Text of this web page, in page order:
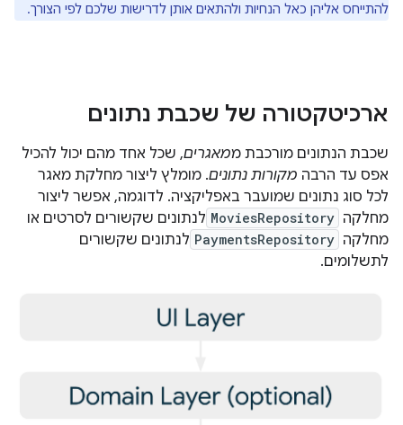
להתייחס אליהן כאל הנחיות ולהתאים אותן לדרישות שלכם לפי הצורך.
ארכיטקטורה של שכבת נתונים
שכבת הנתונים מורכבת ממאגרים, שכל אחד מהם יכול להכיל
אפס עד הרבה מקורות נתונים. מומלץ ליצור מחלקת מאגר
לכל סוג נתונים שמועבר באפליקציה. לדוגמה, אפשר ליצור
מחלקה MoviesRepository לנתונים שקשורים לסרטים או
מחלקה PaymentsRepository לנתונים שקשורים
לתשלומים.